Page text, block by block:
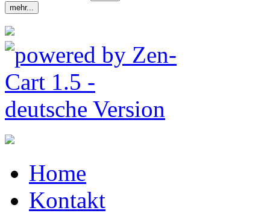
mehr...
Home
Kontakt